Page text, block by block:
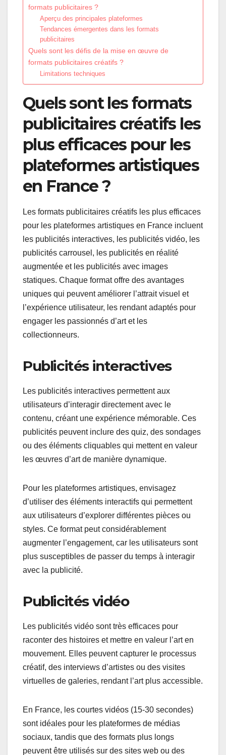
formats publicitaires ?
Aperçu des principales plateformes
Tendances émergentes dans les formats
publicitaires
Quels sont les défis de la mise en œuvre de
formats publicitaires créatifs ?
Limitations techniques
Quels sont les formats
publicitaires créatifs les
plus efficaces pour les
plateformes artistiques
en France ?
Les formats publicitaires créatifs les plus efficaces
pour les plateformes artistiques en France incluent
les publicités interactives, les publicités vidéo, les
publicités carrousel, les publicités en réalité
augmentée et les publicités avec images
statiques. Chaque format offre des avantages
uniques qui peuvent améliorer l’attrait visuel et
l’expérience utilisateur, les rendant adaptés pour
engager les passionnés d’art et les
collectionneurs.
Publicités interactives
Les publicités interactives permettent aux
utilisateurs d’interagir directement avec le
contenu, créant une expérience mémorable. Ces
publicités peuvent inclure des quiz, des sondages
ou des éléments cliquables qui mettent en valeur
les œuvres d’art de manière dynamique.
Pour les plateformes artistiques, envisagez
d’utiliser des éléments interactifs qui permettent
aux utilisateurs d’explorer différentes pièces ou
styles. Ce format peut considérablement
augmenter l’engagement, car les utilisateurs sont
plus susceptibles de passer du temps à interagir
avec la publicité.
Publicités vidéo
Les publicités vidéo sont très efficaces pour
raconter des histoires et mettre en valeur l’art en
mouvement. Elles peuvent capturer le processus
créatif, des interviews d’artistes ou des visites
virtuelles de galeries, rendant l’art plus accessible.
En France, les courtes vidéos (15-30 secondes)
sont idéales pour les plateformes de médias
sociaux, tandis que des formats plus longs
peuvent être utilisés sur des sites web ou des